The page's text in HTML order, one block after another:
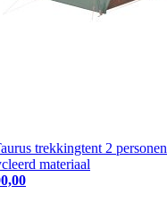
trekkingtent 2 personen
materiaal